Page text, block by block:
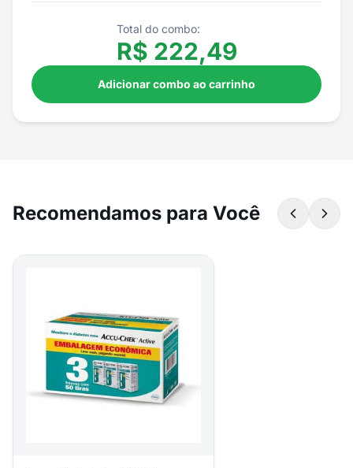
Total do combo:
R$ 222,49
Adicionar combo ao carrinho
Recomendamos para Você